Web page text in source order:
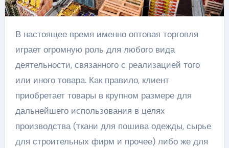
В настоящее время именно оптовая торговля
играет огромную роль для любого вида
деятельности, связанного с реализацией того
или иного товара. Как правило, клиент
приобретает товары в крупном размере для
дальнейшего использования в целях
производства (ткани для пошива одежды, сырье
для строительных фирм и прочее) либо же для